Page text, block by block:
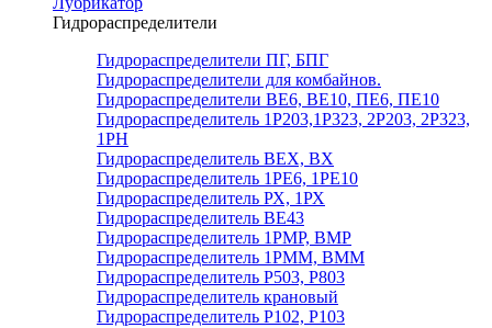
Гидрораспределители
Гидрораспределители ПГ, БПГ
Гидрораспределители для комбайнов.
Гидрораспределители ВЕ6, ВЕ10, ПЕ6, ПЕ10
Гидрораспределитель 1Р203,1Р323, 2Р203, 2Р323,
1РН
Гидрораспределитель ВЕХ, ВХ
Гидрораспределитель 1РЕ6, 1РЕ10
Гидрораспределитель РХ, 1РХ
Гидрораспределитель ВЕ43
Гидрораспределитель 1РМР, ВМР
Гидрораспределитель 1РММ, ВММ
Гидрораспределитель Р503, Р803
Гидрораспределитель крановый
Гидрораспределитель Р102, Р103